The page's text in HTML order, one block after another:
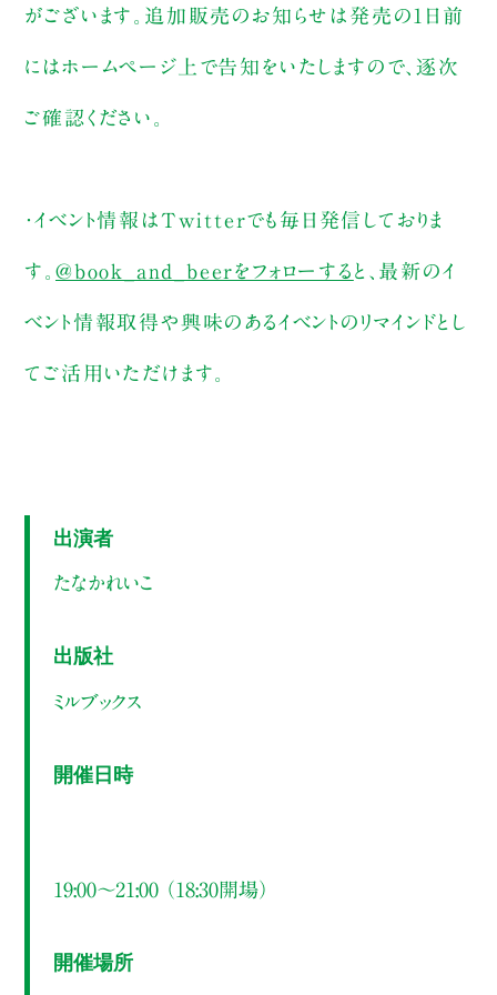
がございます。追加販売のお知らせは発売の1日前
にはホームページ上で告知をいたしますので、逐次
ご確認ください。
・イベント情報はTwitterでも毎日発信しておりま
す。 @book_and_beerをフォローする と、最新のイ
ベント情報取得や興味のあるイベントのリマインドとし
てご活用いただけます。
出演者
たなかれいこ
出版社
ミルブックス
開催日時
19:00～21:00 （18:30開場）
開催場所